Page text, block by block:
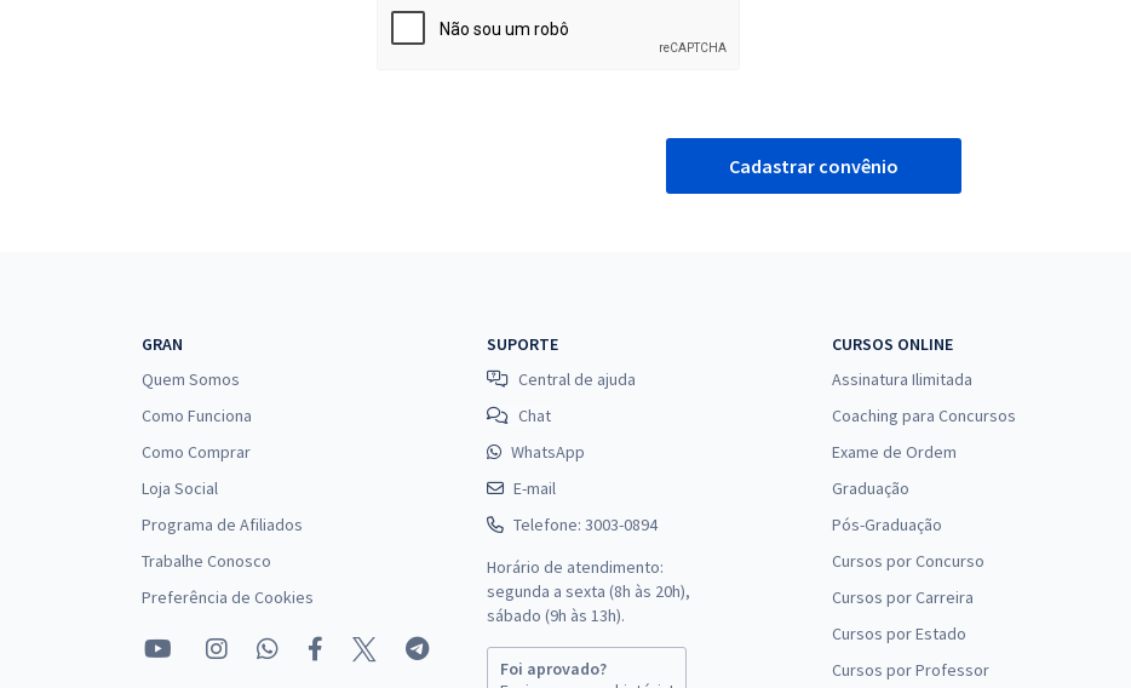
Cadastrar convênio
GRAN
Quem Somos
Como Funciona
Como Comprar
Loja Social
Programa de Afiliados
Trabalhe Conosco
Preferência de Cookies
SUPORTE
Central de ajuda
Chat
WhatsApp
E-mail
Telefone: 3003-0894
Horário de atendimento:
segunda a sexta (8h às 20h),
sábado (9h às 13h).
Foi aprovado?
CURSOS ONLINE
Assinatura Ilimitada
Coaching para Concursos
Exame de Ordem
Graduação
Pós-Graduação
Cursos por Concurso
Cursos por Carreira
Cursos por Estado
Cursos por Professor